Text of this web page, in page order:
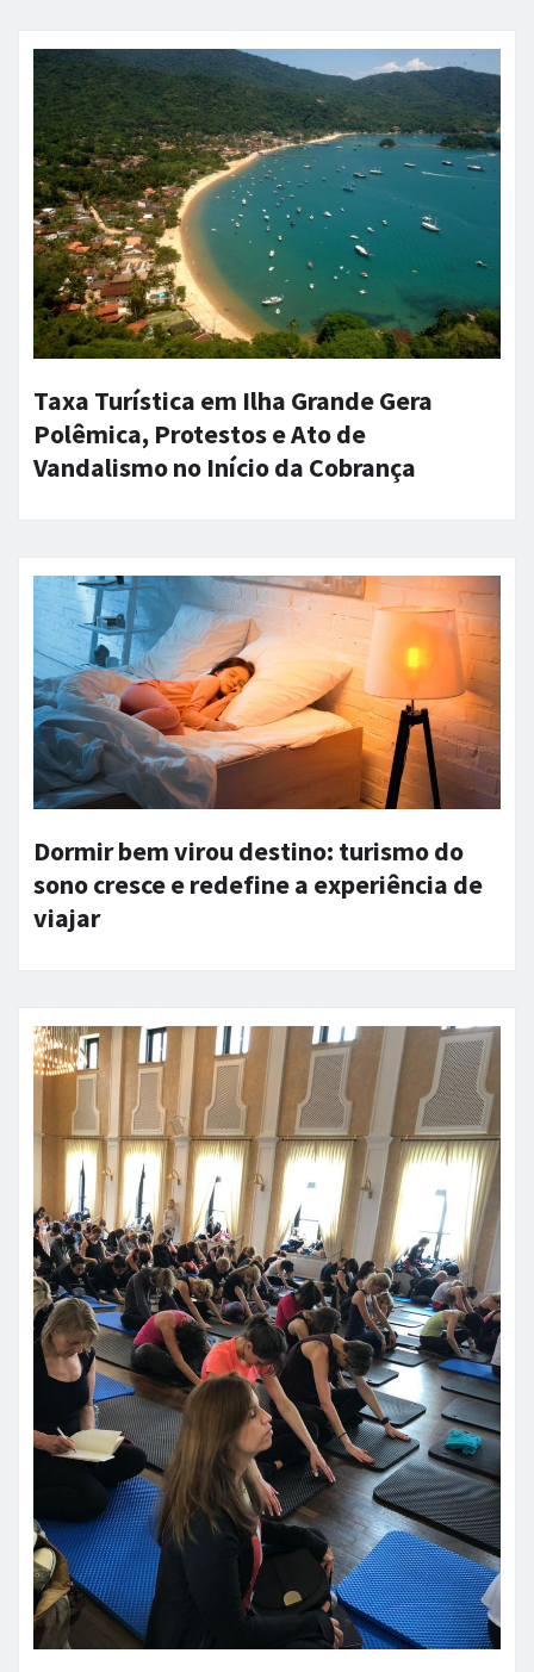
Taxa Turística em Ilha Grande Gera
Polêmica, Protestos e Ato de
Vandalismo no Início da Cobrança
Dormir bem virou destino: turismo do
sono cresce e redefine a experiência de
viajar